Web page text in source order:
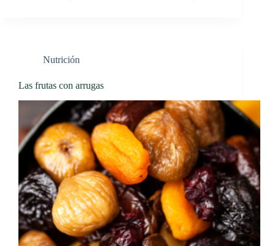
Nutrición
Las frutas con arrugas